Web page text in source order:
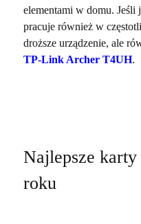
elementami w domu. Jeśli
pracuje również w
droższe urządzenie, ale
TP-Link Archer T4UH.
Najlepsze
roku